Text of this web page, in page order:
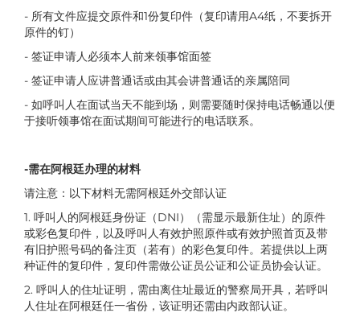
- 所有文件应提交原件和1份复印件（复印请用A4纸，不要拆开
原件的钉）
- 签证申请人必须本人前来领事馆面签
- 签证申请人应讲普通话或由其会讲普通话的亲属陪同
- 如呼叫人在面试当天不能到场，则需要随时保持电话畅通以便
于接听领事馆在面试期间可能进行的电话联系。
-需在阿根廷办理的材料
请注意：以下材料无需阿根廷外交部认证
1. 呼叫人的阿根廷身份证（DNI）（需显示最新住址）的原件
或彩色复印件，以及呼叫人有效护照原件或有效护照首页及带
有旧护照号码的备注页（若有）的彩色复印件。若提供以上两
种证件的复印件，复印件需做公证员公证和公证员协会认证。
2. 呼叫人的住址证明，需由离住址最近的警察局开具，若呼叫
人住址在阿根廷任一省份，该证明还需由内政部认证。